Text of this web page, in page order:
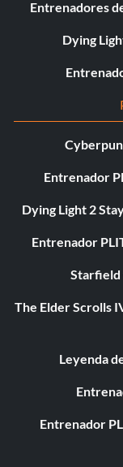
Entrenadores
Dying
Entrenador
Dying Light 2
Entrenador
Starfield
The Elder Scrolls
Leyenda
Entrenador